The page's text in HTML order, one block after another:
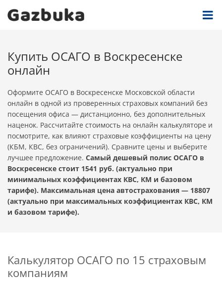
Купить ОСАГО в Воскресенске
онлайн
Оформите ОСАГО в Воскресенске Московской области
онлайн в одной из проверенных страховых компаний без
посещения офиса — дистанционно, без дополнительных
наценок. Рассчитайте стоимость на онлайн калькуляторе и
посмотрите, как влияют страховые коэффициенты на цену
(КБМ, КВС, без ограничений). Сравните цены и выберите
лучшее предложение. Самый дешевый полис ОСАГО в
Воскресенске стоит 1541 руб. (актуально при
минимальных коэффициентах КВС, КМ и базовом
тарифе). Максимальная цена автострахования — 18807
(актуально при максимальных коэффициентах КВС, КМ
и базовом тарифе).
Калькулятор ОСАГО по 15 страховым
компаниям